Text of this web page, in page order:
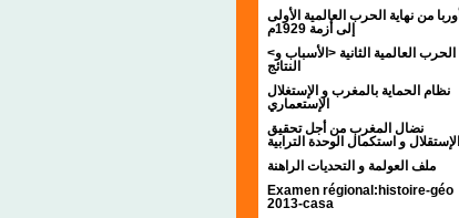
أوربا من نهاية الحرب العالمية الأولى
إلى أزمة 1929م
<الحرب العالمية الثانية <الأسباب و
النتائج
نظام الحماية بالمغرب و الإستغلال
الإستعماري
نضال المغرب من أجل تحقيق
الإستقلال و استكمال الوحدة الترابية
ملف العولمة و التحديات الراهنة
Examen régional:histoire-géo
2013-casa